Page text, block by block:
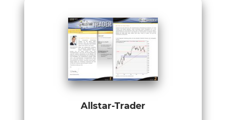
Allstar-Trader